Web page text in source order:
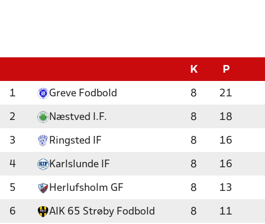
K P
1 Greve Fodbold 8 21
2 Næstved I.F. 8 18
3 Ringsted IF 8 16
4 Karlslunde IF 8 16
5 Herlufsholm GF 8 13
6 AIK 65 Strøby Fodbold 8 11